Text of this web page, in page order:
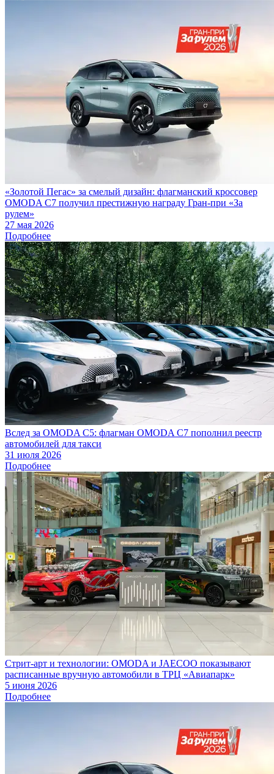
«Золотой Пегас» за смелый дизайн: флагманский кроссовер
OMODA C7 получил престижную награду Гран-при «За
рулем»
27 мая 2026
Подробнее
Вслед за OMODA C5: флагман OMODA C7 пополнил реестр
автомобилей для такси
31 июля 2026
Подробнее
Стрит-арт и технологии: OMODA и JAECOO показывают
расписанные вручную автомобили в ТРЦ «Авиапарк»
5 июня 2026
Подробнее